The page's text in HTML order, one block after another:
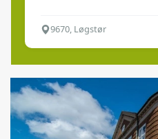
9670, Løgstør